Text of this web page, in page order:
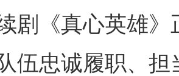
剧《真心英雄
伍忠诚履职、